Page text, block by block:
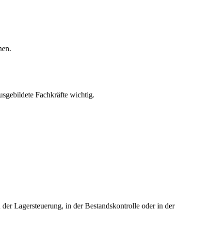
Fachkräfte wichtig.
Lagersteuerung, in der Bestandskontrolle oder in der